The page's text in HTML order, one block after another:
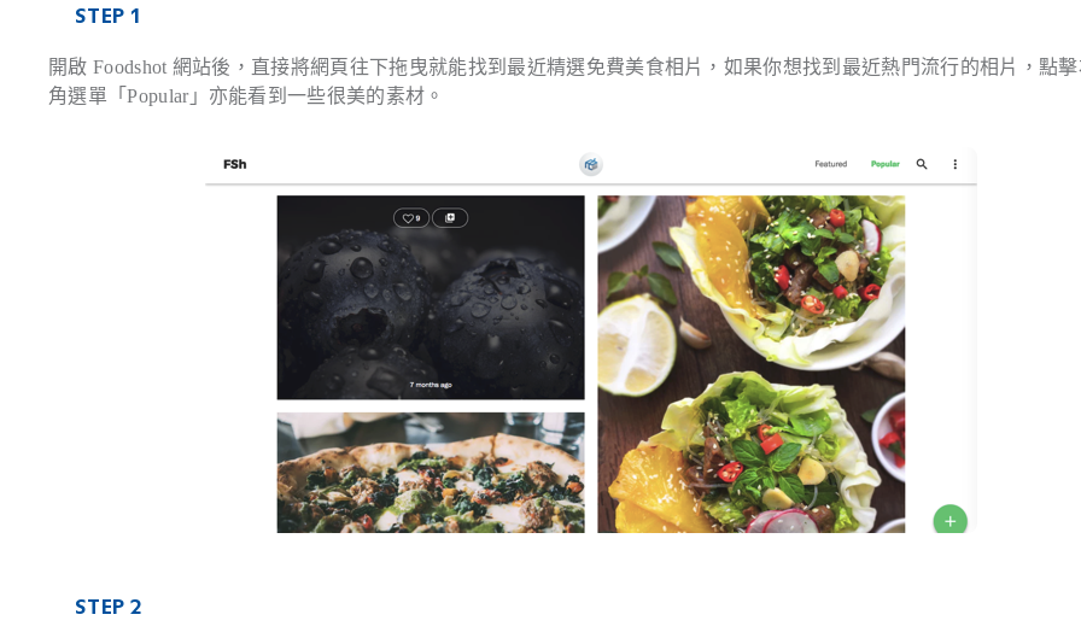
STEP 1
開啟 Foodshot 網站後，直接將網頁往下拖曳就能找到最近精選免費美食相片，如果你想找到最近熱門流行的相片，點
角選單「Popular」亦能看到一些很美的素材。
STEP 2